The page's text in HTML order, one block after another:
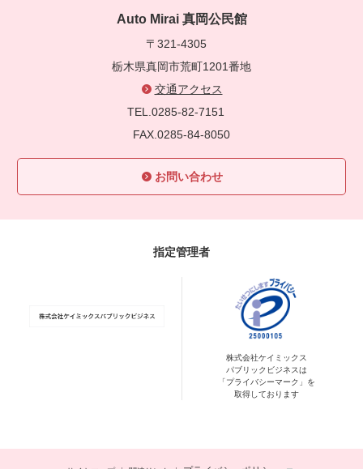
Auto Mirai 真岡公民館
〒321-4305
栃木県真岡市荒町1201番地
交通アクセス
TEL.0285-82-7151
FAX.0285-84-8050
お問い合わせ
指定管理者
株式会社ケイミックス
パブリックビジネスは
「プライバシーマーク」を
取得しております